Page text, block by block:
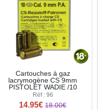
Cartouches à gaz
lacrymogène CS 9mm
PISTOLET WADIE /10
Réf : 96
14.95€ 18.00€